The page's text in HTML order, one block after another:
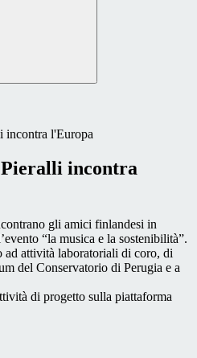
incontra l'Europa
incontra
gli amici finlandesi in
“la musica e la sostenibilità”.
ad attività laboratoriali di coro, di
del Conservatorio di Perugia e a
di progetto sulla piattaforma